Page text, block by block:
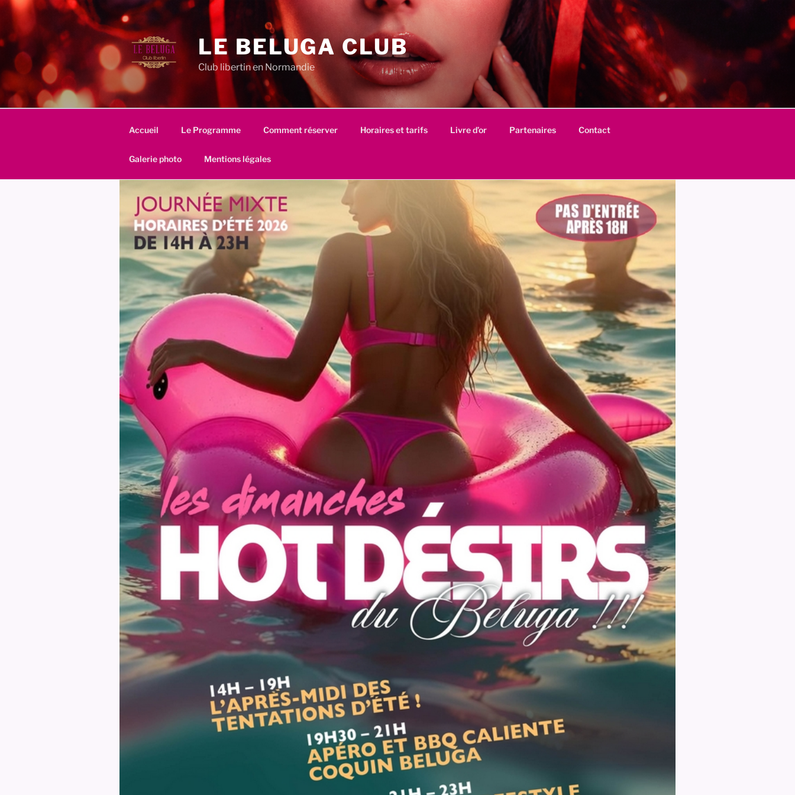
Aller
contenu
principal
LE BELUGA CLUB
Club libertin en Normandie
Accueil Le Programme Comment réserver Horaires et tarifs Livre d’or Partenaires Contact
Galerie photo Mentions légales